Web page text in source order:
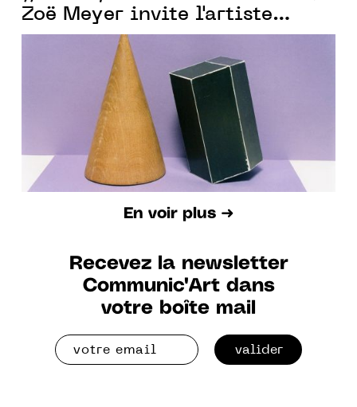
Zoë Meyer invite l'artiste
Simone Holliger à exposer du
8 oct. Au 10 déc. 2022
En voir plus ➜
Recevez la newsletter
Communic'Art dans
votre boîte mail
valider